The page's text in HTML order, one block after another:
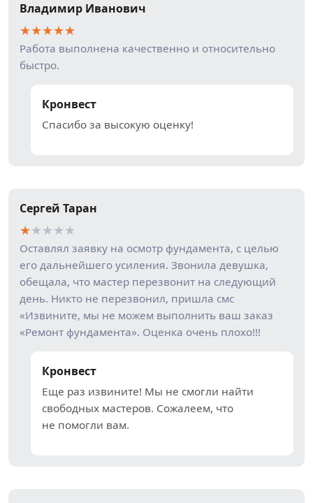
Владимир Иванович
★★★★★
Работа выполнена качественно и относительно
быстро.
Кронвест
Спасибо за высокую оценку!
Сергей Таран
★★★★★
Оставлял заявку на осмотр фундамента, с целью
его дальнейшего усиления. Звонила девушка,
обещала, что мастер перезвонит на следующий
день. Никто не перезвонил, пришла смс
«Извините, мы не можем выполнить ваш заказ
«Ремонт фундамента». Оценка очень плохо!!!
Кронвест
Еще раз извините! Мы не смогли найти
свободных мастеров. Сожалеем, что
не помогли вам.